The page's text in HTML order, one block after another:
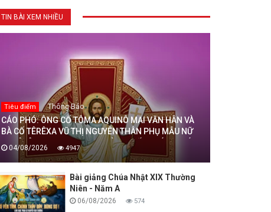
TIN BÀI XEM NHIỀU
Tiêu điểm Thông Báo
CÁO PHÓ: ÔNG CỐ TÔMA AQUINÔ MAI VĂN HÂN VÀ
BÀ CỐ TÊRÊXA VŨ THỊ NGUYÊN THÂN PHỤ MẪU NỮ
TU TÊRÊXA MAI THỊ THỊNH, DÒNG MẾN THÁNH GIÁ
THANH HOÁ ĐÃ AN NGHỈ TRONG CHÚA, NGÀY
04/08/2026
04/08/2026 4947
Bài giảng Chúa Nhật XIX Thường
Niên - Năm A
06/08/2026 574